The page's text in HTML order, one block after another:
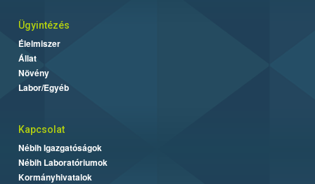
Ügyintézés
Élelmiszer
Állat
Növény
Labor/Egyéb
Kapcsolat
Nébih Igazgatóságok
Nébih Laboratóriumok
Kormányhivatalok